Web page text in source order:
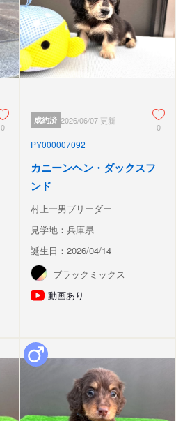
0
成約済 2026/06/07 更新
0
PY000007092
カニーンヘン・ダックスフ
ンド
村上一男ブリーダー
見学地：兵庫県
誕生日：2026/04/14
ブラックミックス
動画あり